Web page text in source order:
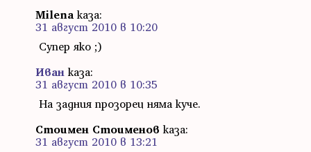
Milena каза:
31 август 2010 в 10:20
Супер яко ;)
Иван каза:
31 август 2010 в 10:35
На задния прозорец няма куче.
Стоимен Стоименов каза:
31 август 2010 в 13:21